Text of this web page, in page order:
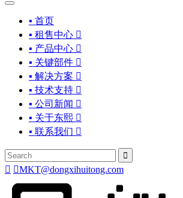
▪ 首页
▪ 租售中心 
▪ 产品中心 
▪ 关键部件 
▪ 解决方案 
▪ 技术支持 
▪ 公司新闻 
▪ 关于东熙 
▪ 联系我们 

 MKT@dongxihuitong.com